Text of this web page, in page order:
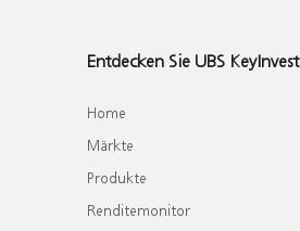
Entdecken Sie UBS KeyInvest
Home
Märkte
Produkte
Renditemonitor